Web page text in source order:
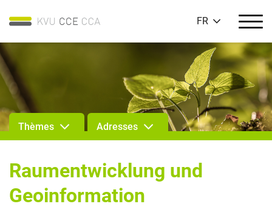
FR
Thèmes Adresses
Raumentwicklung und
Geoinformation